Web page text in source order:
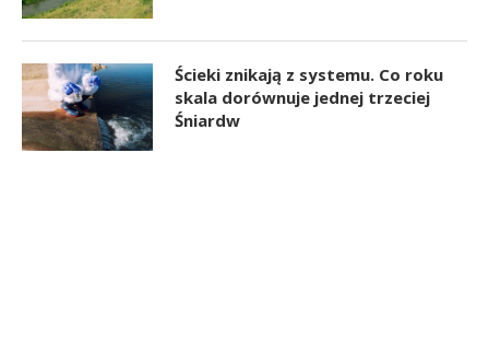
Ścieki znikają z systemu. Co roku
skala dorównuje jednej trzeciej
Śniardw